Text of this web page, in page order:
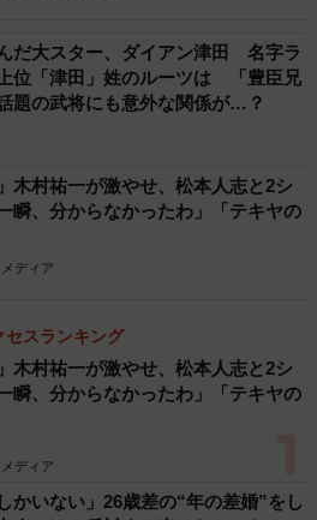
だ大スター、ダイアン津田 名字ラ
位「津田」姓のルーツは 「豊臣兄
題の武将にも意外な関係が…？
木村祐一が激やせ、松本人志と2シ
瞬、分からなかったわ」「テキヤの
ディア
セスランキング
木村祐一が激やせ、松本人志と2シ
瞬、分からなかったわ」「テキヤの
ディア
かいない」26歳差の“年の差婚”をし